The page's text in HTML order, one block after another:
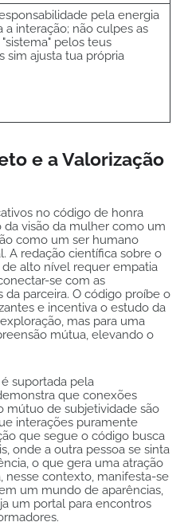
pela energia
a interação; não culpes as
pelos teus
sim ajusta tua própria
e a Valorização
no código de honra
visão da mulher como um
como um ser humano
A redação científica sobre o
alto nível requer empatia
se com as
parceira. O código proíbe o
e incentiva o estudo da
mas para uma
mútua, elevando o
suportada pela
que conexões
mútuo de subjetividade são
interações puramente
que segue o código busca
onde a outra pessoa se sinta
o que gera uma atração
nesse contexto, manifesta-se
um mundo de aparências,
um portal para encontros